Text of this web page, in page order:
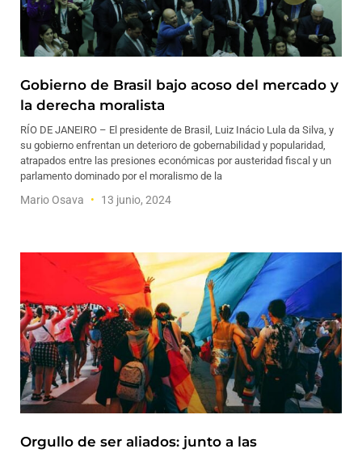
Gobierno de Brasil bajo acoso del mercado y
la derecha moralista
RÍO DE JANEIRO – El presidente de Brasil, Luiz Inácio Lula da Silva, y
su gobierno enfrentan un deterioro de gobernabilidad y popularidad,
atrapados entre las presiones económicas por austeridad fiscal y un
parlamento dominado por el moralismo de la
Mario Osava 13 junio, 2024
Orgullo de ser aliados: junto a las